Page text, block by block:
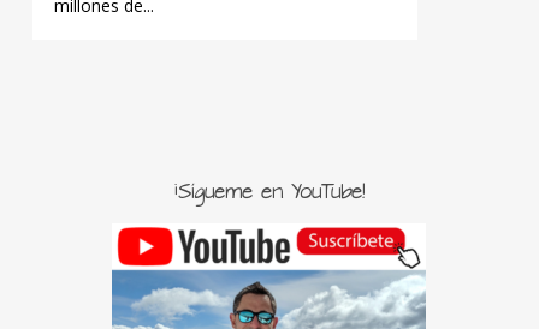
millones de...
¡Sígueme en YouTube!